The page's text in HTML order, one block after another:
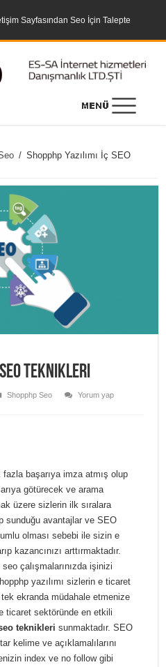
Sayfasından Seo İçin Talepte
/ Shopphp Yazılımı İç SEO
SEO Teknikleri
Shopphp Seo
Yorum yap
başarıya imza atmış olup
götürecek ve arama
üzere sizlerin ilk sıralara
sunduğu avantajlar ve SEO
olması sebebi ile sizin e
kazancınızı arttırmaktadır.
çalışmalarınızda işinizi
yazılımı sizlerin e ticaret
ekranda müdahale etmenize
ticaret sektöründe en etkili
teknikleri sunmaktadır. SEO
kelime ve açıklamalılarını
index ve no follow gibi